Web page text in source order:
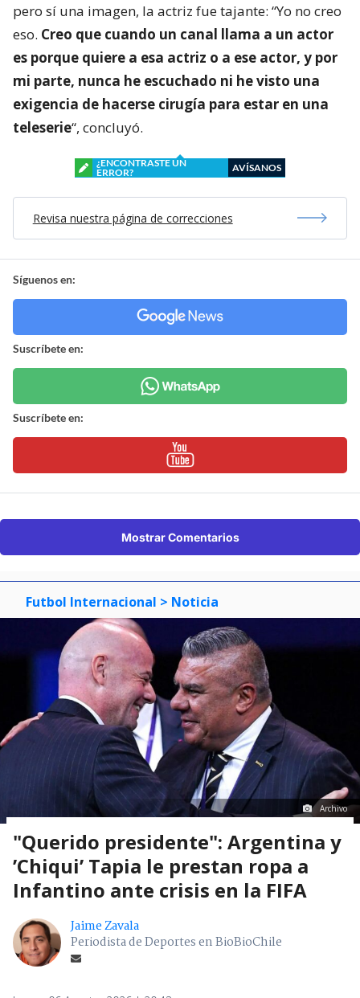
pero sí una imagen, la actriz fue tajante: “Yo no creo
eso. Creo que cuando un canal llama a un actor
es porque quiere a esa actriz o a ese actor, y por
mi parte, nunca he escuchado ni he visto una
exigencia de hacerse cirugía para estar en una
teleserie“, concluyó.
¿ENCONTRASTE UN
ERROR?
AVÍSANOS
Revisa nuestra página de correcciones
Síguenos en:
Suscríbete en:
Suscríbete en:
Mostrar Comentarios
Futbol Internacional > Noticia
Archivo
"Querido presidente": Argentina y
’Chiqui’ Tapia le prestan ropa a
Infantino ante crisis en la FIFA
Jaime Zavala
Periodista de Deportes en BioBioChile